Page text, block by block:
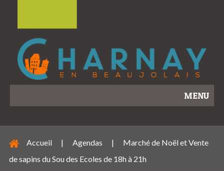
MENU
Accueil | Agendas |
Marché de Noël et Vente
de sapins du Sou des Ecoles de 18h à 21h